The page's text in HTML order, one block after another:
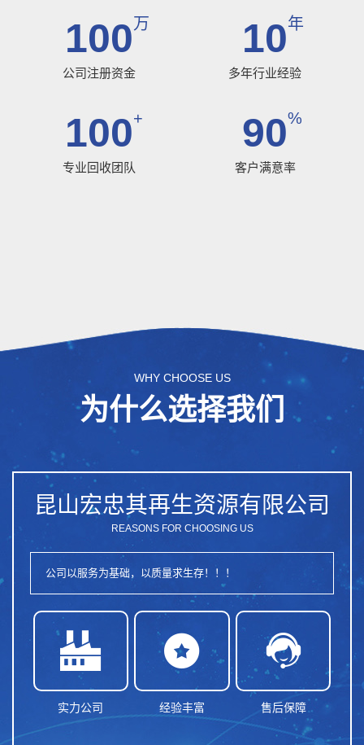
100万
公司注册资金
10年
多年行业经验
100+
专业回收团队
90%
客户满意率
WHY CHOOSE US
为什么选择我们
昆山宏忠其再生资源有限公司
REASONS FOR CHOOSING US
公司以服务为基础，以质量求生存！！！

实力公司

经验丰富

售后保障